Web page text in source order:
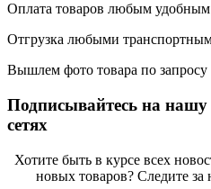
Оплата товаров любым
Отгрузка любыми
Вышлем фото товара по запросу
Подписывайтесь на
сетях
Хотите быть в курсе всех
новых товаров? Следите